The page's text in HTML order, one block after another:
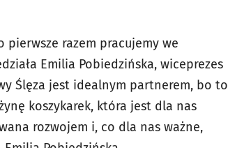
pierwsze razem pracujemy we
Emilia Pobiedzińska, wiceprezes
Ślęza jest idealnym partnerem, bo to
koszykarek, która jest dla nas
rozwojem i, co dla nas ważne,